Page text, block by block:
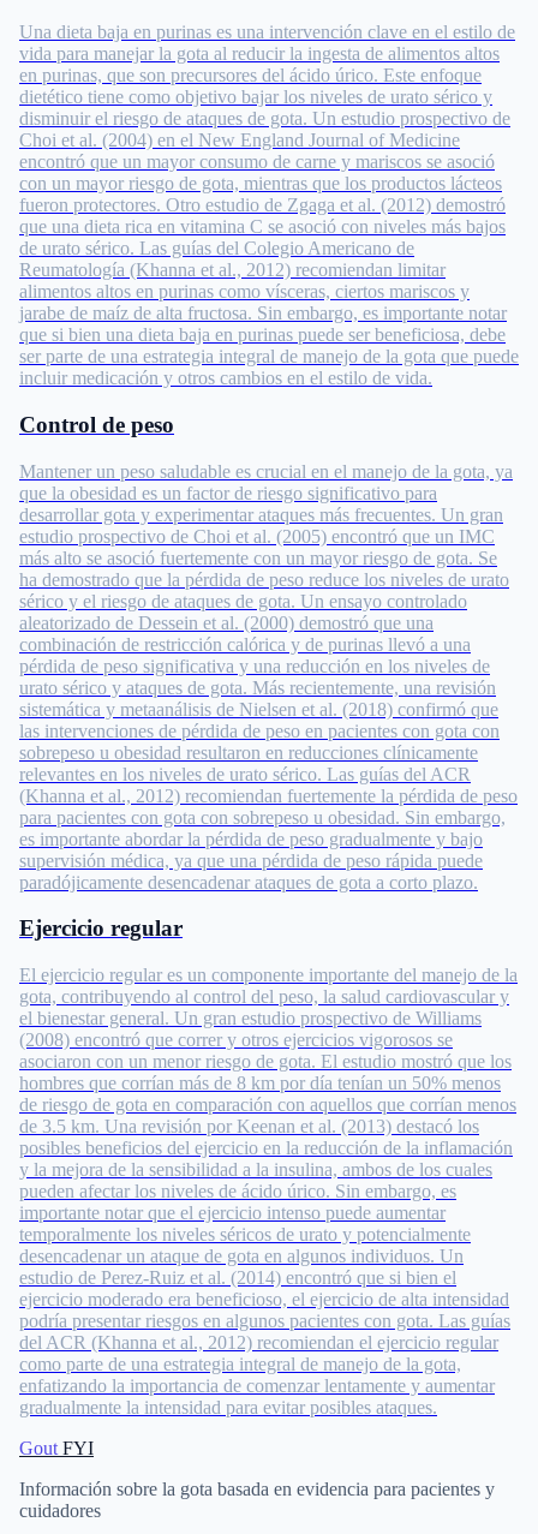
Una dieta baja en purinas es una intervención clave en el estilo de
vida para manejar la gota al reducir la ingesta de alimentos altos
en purinas, que son precursores del ácido úrico. Este enfoque
dietético tiene como objetivo bajar los niveles de urato sérico y
disminuir el riesgo de ataques de gota. Un estudio prospectivo de
Choi et al. (2004) en el New England Journal of Medicine
encontró que un mayor consumo de carne y mariscos se asoció
con un mayor riesgo de gota, mientras que los productos lácteos
fueron protectores. Otro estudio de Zgaga et al. (2012) demostró
que una dieta rica en vitamina C se asoció con niveles más bajos
de urato sérico. Las guías del Colegio Americano de
Reumatología (Khanna et al., 2012) recomiendan limitar
alimentos altos en purinas como vísceras, ciertos mariscos y
jarabe de maíz de alta fructosa. Sin embargo, es importante notar
que si bien una dieta baja en purinas puede ser beneficiosa, debe
ser parte de una estrategia integral de manejo de la gota que puede
incluir medicación y otros cambios en el estilo de vida.
Control de peso
Mantener un peso saludable es crucial en el manejo de la gota, ya
que la obesidad es un factor de riesgo significativo para
desarrollar gota y experimentar ataques más frecuentes. Un gran
estudio prospectivo de Choi et al. (2005) encontró que un IMC
más alto se asoció fuertemente con un mayor riesgo de gota. Se
ha demostrado que la pérdida de peso reduce los niveles de urato
sérico y el riesgo de ataques de gota. Un ensayo controlado
aleatorizado de Dessein et al. (2000) demostró que una
combinación de restricción calórica y de purinas llevó a una
pérdida de peso significativa y una reducción en los niveles de
urato sérico y ataques de gota. Más recientemente, una revisión
sistemática y metaanálisis de Nielsen et al. (2018) confirmó que
las intervenciones de pérdida de peso en pacientes con gota con
sobrepeso u obesidad resultaron en reducciones clínicamente
relevantes en los niveles de urato sérico. Las guías del ACR
(Khanna et al., 2012) recomiendan fuertemente la pérdida de peso
para pacientes con gota con sobrepeso u obesidad. Sin embargo,
es importante abordar la pérdida de peso gradualmente y bajo
supervisión médica, ya que una pérdida de peso rápida puede
paradójicamente desencadenar ataques de gota a corto plazo.
Ejercicio regular
El ejercicio regular es un componente importante del manejo de la
gota, contribuyendo al control del peso, la salud cardiovascular y
el bienestar general. Un gran estudio prospectivo de Williams
(2008) encontró que correr y otros ejercicios vigorosos se
asociaron con un menor riesgo de gota. El estudio mostró que los
hombres que corrían más de 8 km por día tenían un 50% menos
de riesgo de gota en comparación con aquellos que corrían menos
de 3.5 km. Una revisión por Keenan et al. (2013) destacó los
posibles beneficios del ejercicio en la reducción de la inflamación
y la mejora de la sensibilidad a la insulina, ambos de los cuales
pueden afectar los niveles de ácido úrico. Sin embargo, es
importante notar que el ejercicio intenso puede aumentar
temporalmente los niveles séricos de urato y potencialmente
desencadenar un ataque de gota en algunos individuos. Un
estudio de Perez-Ruiz et al. (2014) encontró que si bien el
ejercicio moderado era beneficioso, el ejercicio de alta intensidad
podría presentar riesgos en algunos pacientes con gota. Las guías
del ACR (Khanna et al., 2012) recomiendan el ejercicio regular
como parte de una estrategia integral de manejo de la gota,
enfatizando la importancia de comenzar lentamente y aumentar
gradualmente la intensidad para evitar posibles ataques.
Gout FYI
Información sobre la gota basada en evidencia para pacientes y
cuidadores